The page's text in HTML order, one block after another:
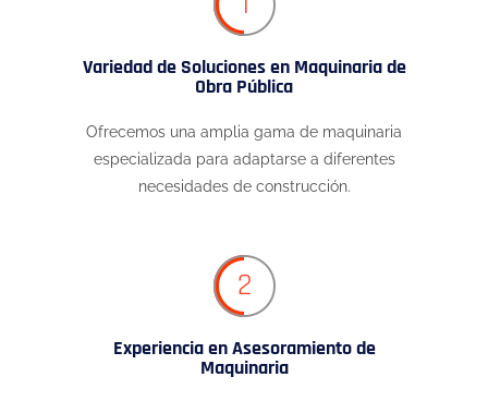
Variedad de Soluciones en Maquinaria de
Obra Pública
Ofrecemos una amplia gama de maquinaria
especializada para adaptarse a diferentes
necesidades de construcción.
2
Experiencia en Asesoramiento de
Maquinaria